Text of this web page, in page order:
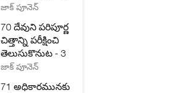
జాక్ పూనెన్
70 దేవుని పరిపూర్ణ
చిత్తాన్ని పరీక్షించి
తెలుసుకొనుట - 3
జాక్ పూనెన్
71 అధికారమునకు